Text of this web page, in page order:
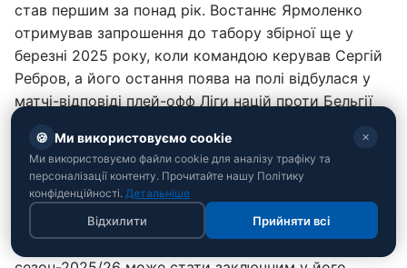
став першим за понад рік. Востаннє Ярмоленко
отримував запрошення до табору збірної ще у
березні 2025 року, коли командою керував Сергій
Ребров, а його остання поява на полі відбулася у
матчі-відповіді плей-офф Ліги націй проти Бельгії
збірну востаннє у вересні 2024-го – на матч Ліги
націй проти Чехії (2:3).
Відкладена пенсія
Раніше Ярмоленко публічно заявляв, що
🍪 Ми використовуємо cookie ✕
Ми використовуємо файли cookie для аналізу трафіку та
персоналізації контенту. Прочитайте нашу Політику
конфіденційності. Детальніше
Відхилити Прийняти всі